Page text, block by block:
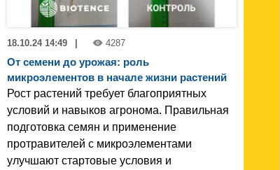
18.10.24 14:49 | 4287
От семени до урожая: роль
микроэлементов в начале жизни растений
Рост растений требует благоприятных
условий и навыков агронома. Правильная
подготовка семян и применение
протравителей с микроэлементами
улучшают стартовые условия и